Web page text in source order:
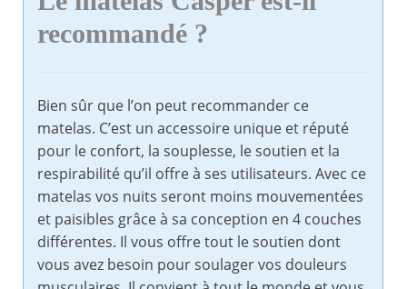
recommandé ?
Bien sûr que l’on peut recommander ce
matelas. C’est un accessoire unique et réputé
pour le confort, la souplesse, le soutien et la
respirabilité qu’il offre à ses utilisateurs. Avec ce
matelas vos nuits seront moins mouvementées
et paisibles grâce à sa conception en 4 couches
différentes. Il vous offre tout le soutien dont
vous avez besoin pour soulager vos douleurs